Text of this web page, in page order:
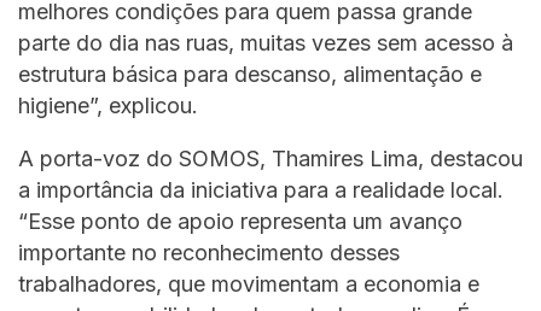
melhores condições para quem passa grande
parte do dia nas ruas, muitas vezes sem acesso à
estrutura básica para descanso, alimentação e
higiene”, explicou.
A porta-voz do SOMOS, Thamires Lima, destacou
a importância da iniciativa para a realidade local.
“Esse ponto de apoio representa um avanço
importante no reconhecimento desses
trabalhadores, que movimentam a economia e